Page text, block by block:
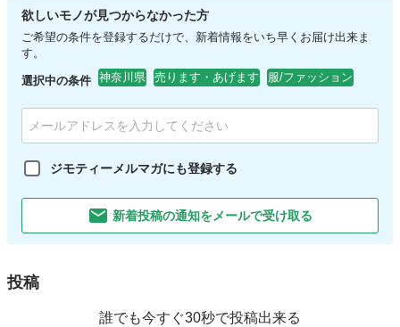
欲しいモノが見つからなかった方
ご希望の条件を登録するだけで、新着情報をいち早くお届け出来ま
す。
選択中の条件 神奈川県 売ります・あげます 服/ファッション
ジモティーメルマガにも登録する
新着投稿の通知をメールで受け取る
投稿
誰でも今すぐ30秒で投稿出来る